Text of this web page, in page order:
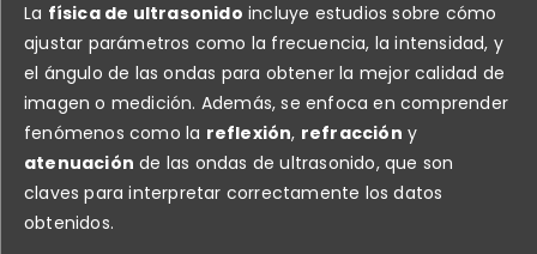
La física de ultrasonido incluye estudios sobre cómo
ajustar parámetros como la frecuencia, la intensidad, y
el ángulo de las ondas para obtener la mejor calidad de
imagen o medición. Además, se enfoca en comprender
fenómenos como la reflexión, refracción y
atenuación de las ondas de ultrasonido, que son
claves para interpretar correctamente los datos
obtenidos.